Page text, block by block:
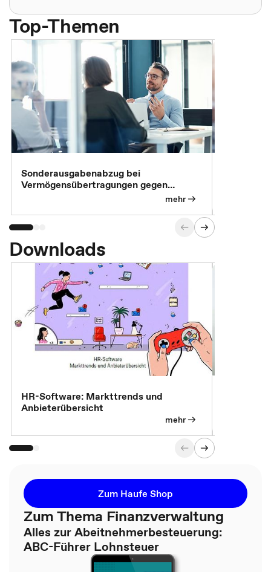
Top-Themen
Sonderausgabenabzug bei
Vermögensübertragungen gegen
mehr
Downloads
HR-Software: Markttrends und
Anbieterübersicht
mehr
Zum Haufe Shop
Zum Thema Finanzverwaltung
Alles zur Abeitnehmerbesteuerung:
ABC-Führer Lohnsteuer